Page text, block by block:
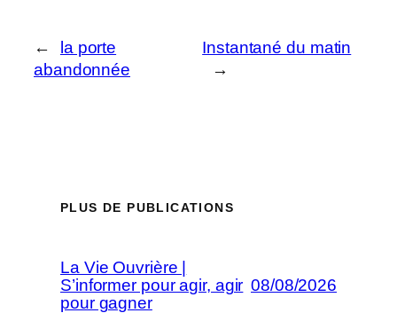
←
la porte
abandonnée
Instantané du matin
→
PLUS DE PUBLICATIONS
La Vie Ouvrière |
S’informer pour agir, agir
pour gagner
08/08/2026